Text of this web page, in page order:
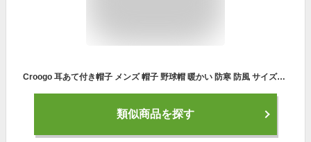
Croogo 耳あて付き帽子 メンズ 帽子 野球帽 暖かい 防寒 防風 サイズ調整式 かっこいい カジュアル ぼうし ワークキャンプ 登山 アウトドア 自転車 ゴルフ トレッキング 旅行 敬老の日 男性用 秋冬 (G-GSDT4-ブラック)
類似商品を探す